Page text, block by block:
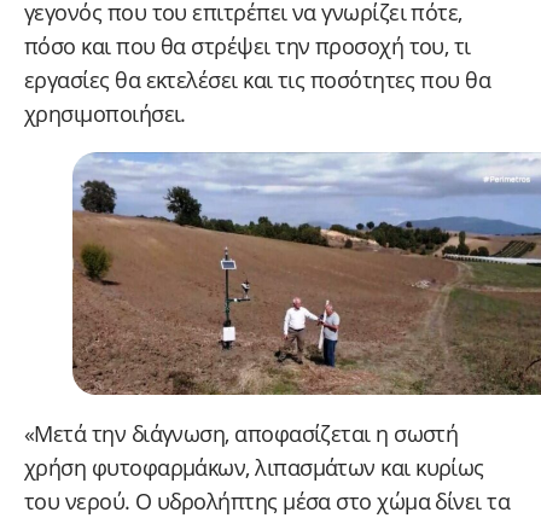
γεγονός που του επιτρέπει να γνωρίζει πότε,
πόσο και που θα στρέψει την προσοχή του, τι
εργασίες θα εκτελέσει και τις ποσότητες που θα
χρησιμοποιήσει.
«Μετά την διάγνωση, αποφασίζεται η σωστή
χρήση φυτοφαρμάκων, λιπασμάτων και κυρίως
του νερού. Ο υδρολήπτης μέσα στο χώμα δίνει τα